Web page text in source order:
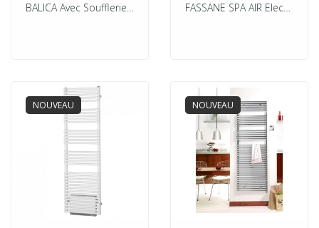
BALICA Avec Soufflerie Blanc Electrique FASSANE SPA AIR Electrique + Soufflant 1000w
NOUVEAU NOUVEAU